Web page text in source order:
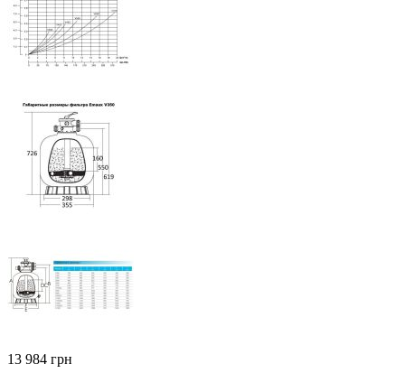
‍13 984‍ грн